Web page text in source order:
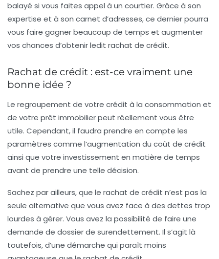
balayé si vous faites appel à un courtier. Grâce à son
expertise et à son carnet d’adresses, ce dernier pourra
vous faire gagner beaucoup de temps et augmenter
vos chances d’obtenir ledit rachat de crédit.
Rachat de crédit : est-ce vraiment une
bonne idée ?
Le regroupement de votre crédit à la consommation et
de votre prêt immobilier peut réellement vous être
utile. Cependant, il faudra prendre en compte les
paramètres comme l’augmentation du coût de crédit
ainsi que votre investissement en matière de temps
avant de prendre une telle décision.
Sachez par ailleurs, que le rachat de crédit n’est pas la
seule alternative que vous avez face à des dettes trop
lourdes à gérer. Vous avez la possibilité de faire une
demande de dossier de surendettement. Il s’agit là
toutefois, d’une démarche qui paraît moins